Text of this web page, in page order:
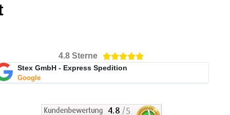
Polecam tą
firmę .Zlecenie
wykonane bez
4.8 Sterne 
Stex GmbH - Express Spedition
Google